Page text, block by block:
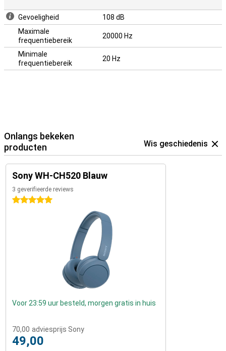
Gevoeligheid
108 dB
Maximale
frequentiebereik
20000 Hz
Minimale
frequentiebereik
20 Hz
Onlangs bekeken
producten
Wis geschiedenis
Sony WH-CH520 Blauw
3 geverifieerde reviews
5 sterren
Voor 23:59 uur besteld, morgen gratis in huis
70,00 adviesprijs Sony
49,00